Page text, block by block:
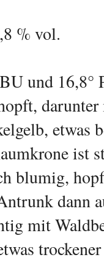
% vol.
und 16,8°
etwas
ist
blumig,
dann
mit